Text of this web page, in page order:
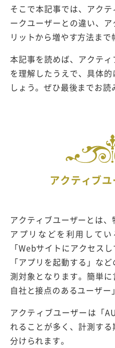
そこで本記事では、アク
ークユーザーとの違い、
リットから増やす方法まで
本記事を読めば、アクテ
を理解したうえで、具体
しょう。ぜひ最後までお読
アクティブ
アクティブユーザーとは
アプリなどを利用してい
「Webサイトにアクセス
「アプリを起動する」な
測対象となります。簡単
自社と接点のあるユーザー
アクティブユーザーは「
れることが多く、計測す
分けられます。